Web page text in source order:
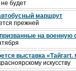
будет
маршрут
прежней
на военную
выставка
искусству